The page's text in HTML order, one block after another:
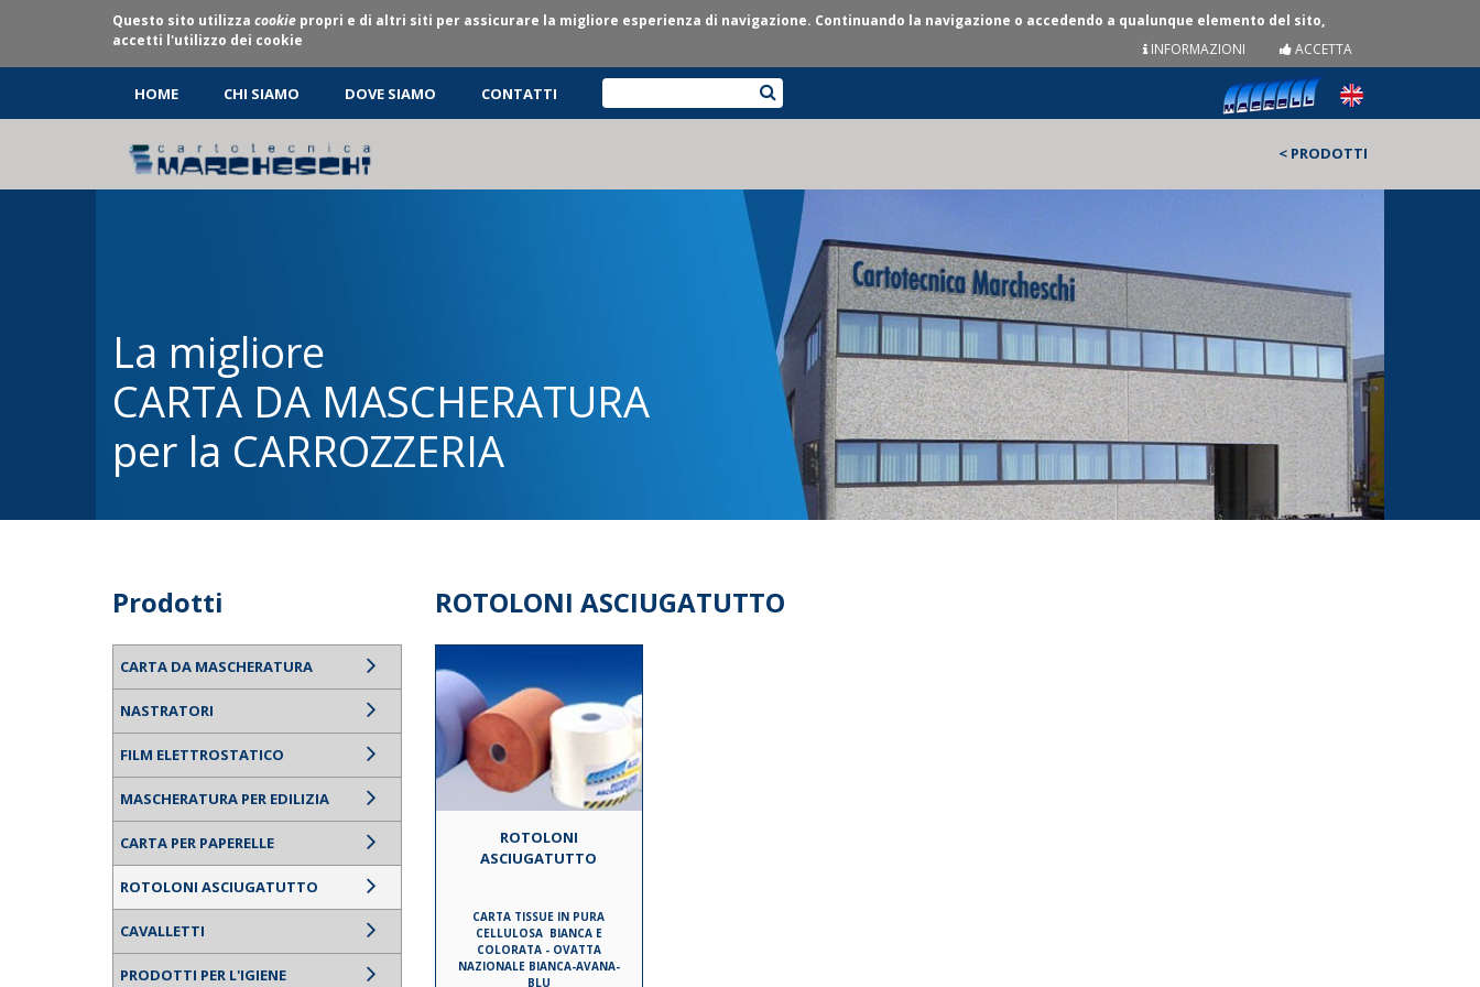
Questo sito utilizza cookie propri e di altri siti per assicurare la migliore esperienza di navigazione. Continuando la navigazione o accedendo a qualunque elemento del sito,
accetti l'utilizzo dei cookie
INFORMAZIONI ACCETTA
HOME CHI SIAMO DOVE SIAMO CONTATTI
< PRODOTTI
La migliore
CARTA DA MASCHERATURA
per la CARROZZERIA
Prodotti
CARTA DA MASCHERATURA
NASTRATORI
FILM ELETTROSTATICO
MASCHERATURA PER EDILIZIA
CARTA PER PAPERELLE
ROTOLONI ASCIUGATUTTO
CAVALLETTI
PRODOTTI PER L'IGIENE
ROTOLONI ASCIUGATUTTO
ROTOLONI
ASCIUGATUTTO
CARTA TISSUE IN PURA
CELLULOSA BIANCA E
COLORATA - OVATTA
NAZIONALE BIANCA-AVANA-
BLU